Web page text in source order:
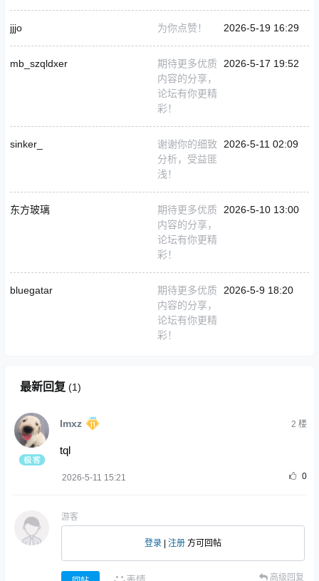
jjjo 为你点赞！ 2026-5-19 16:29
mb_szqldxer
期待更多优质
内容的分享，
论坛有你更精
彩！
2026-5-17 19:52
sinker_
谢谢你的细致
分析，受益匪
浅！
2026-5-11 02:09
东方玻璃
期待更多优质
内容的分享，
论坛有你更精
彩！
2026-5-10 13:00
bluegatar
期待更多优质
内容的分享，
论坛有你更精
彩！
2026-5-9 18:20
最新回复 (1)
Imxz 2 楼
tql
2026-5-11 15:21 0
游客
登录 注册 方可回帖
高级回复